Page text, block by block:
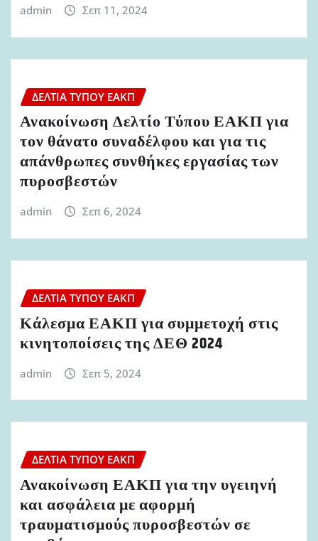
admin Σεπ 11, 2024
ΔΕΛΤΊΑ ΤΎΠΟΥ ΕΑΚΠ
Ανακοίνωση Δελτίο Τύπου ΕΑΚΠ για
τον θάνατο συναδέλφου και για τις
απάνθρωπες συνθήκες εργασίας των
πυροσβεστών
admin Σεπ 6, 2024
ΔΕΛΤΊΑ ΤΎΠΟΥ ΕΑΚΠ
Κάλεσμα ΕΑΚΠ για συμμετοχή στις
κινητοποίσεις της ΔΕΘ 2024
admin Σεπ 5, 2024
ΔΕΛΤΊΑ ΤΎΠΟΥ ΕΑΚΠ
Ανακοίνωση ΕΑΚΠ για την υγειηνή
και ασφάλεια με αφορμή
τραυματισμούς πυροσβεστών σε